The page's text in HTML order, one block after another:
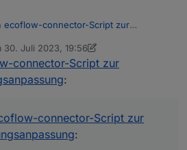
ecoflow-connector-Script zur
vorhanden und
Ich habe Protobuf und den MQTT
der Delta 2 werden mit der aktuellen
aktualisiert. Die Werte des
30. Juli 2023, 19:56
von LordMinorin
connector-Script zur
:
connector-Script zur
: